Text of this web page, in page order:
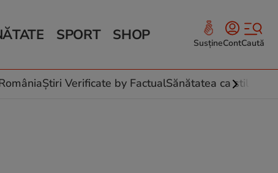
culinare
SPORT SHOP SusțineContCaută
Știri Verificate by FactualSănătatea ca stil de